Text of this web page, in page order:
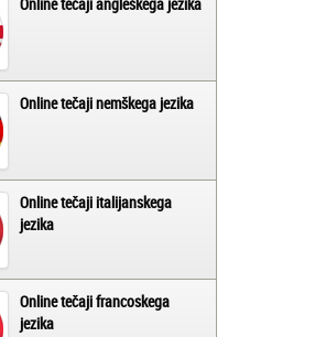
Online tečaji angleškega jezika
Online tečaji nemškega jezika
Online tečaji italijanskega
jezika
Online tečaji francoskega
jezika